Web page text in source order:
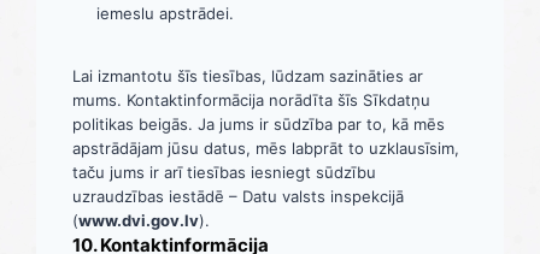
iemeslu apstrādei.
Lai izmantotu šīs tiesības, lūdzam sazināties ar
mums. Kontaktinformācija norādīta šīs Sīkdatņu
politikas beigās. Ja jums ir sūdzība par to, kā mēs
apstrādājam jūsu datus, mēs labprāt to uzklausīsim,
taču jums ir arī tiesības iesniegt sūdzību
uzraudzības iestādē – Datu valsts inspekcijā
(www.dvi.gov.lv).
10. Kontaktinformācija